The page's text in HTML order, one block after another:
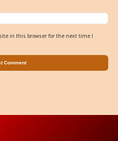
in this browser for the next time I